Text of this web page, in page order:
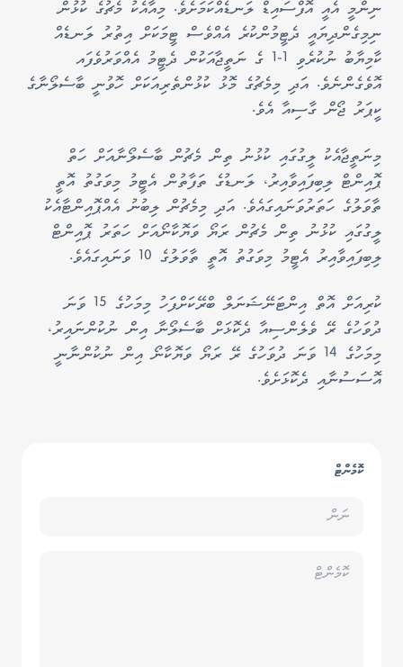
ނިންމީ އެއީ އޮފްސައިޑް ލަނޑެއްކަމަށެވެ. މިއާއެކު މެޗުގެ ކުޅުން
ނިމިގެންދިޔައީ ދެޓީމުންކުރެ އެއްވެސް ޓީމަކަށް އިތުރު ލަނޑެއް
ކާމިޔާބު ނުކުރެވި 1-1 ގެ ނަތީޖާއަކުން ދެޓީމު އެއްވަރުވެފައ
އޮވެގެންނެވެ. އަދި މިމެޗުގެ މޮޅު ކުޅުންތެރިއަކަށް ހޮވުނީ ބާސެލޯނާގެ
ކީޕަރު ޖޯން ގާސިއާ އެވެ.
މިނަތީޖާއެކު ލީގުގައި ކުޅުނު ތިން މެޗުން ބާސެލޯނާއަށް ހަތް
ޕޮއިންޓް ލިބިފައިވާއިރު، ލަނޑުގެ ތަފާތުން އެޓީމު މިވަގުތު އޮތީ
ތާވަލުގެ ހަތަރުވަނައިގައެވެ. އަދި މިމެޗުން ލިބުނު އެއްޕޮއިންޓާއެކު
ލީގުގައި ކުޅުނު ތިން މެޗުން ރަޔޯ ވަޔޮކާނޯއަށް ހަތަރު ޕޮއިންޓް
ލިބިފައިވާއިރު އެޓީމު މިވަގުތު އޮތީ ތާވަލުގެ 10 ވަނައިގައެވެ.
ކުރިއަށް އޮތް އިންޓަނޭޝަނަލް ބްރޭކަށްފަހު މިމަހުގެ 15 ވަނަ
ދުވަހުގެ ރޭ ވެލެންސިއާ ދެކޮޅަށް ބާސެލޯނާ އިން ނުކުންނައިރު،
މިމަހުގެ 14 ވަނަ ދުވަހުގެ ރޭ ރަޔޯ ވަޔޮކާނޯ އިން ނުކުންނާނީ
އޮސަސުނާއި ދެކޮޅަށެވެ.
ކޮމެންޓް